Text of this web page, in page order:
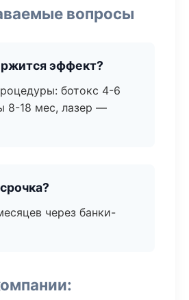
вопросы
эффект?
ботокс 4-6
8-18 мес, лазер —
через банки-